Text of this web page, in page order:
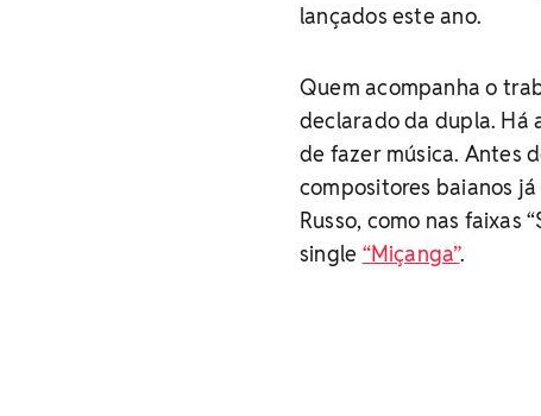
lançados este ano.
Quem acompanha o
declarado da dupla. Há
de fazer música. Antes
compositores baianos
Russo, como nas faixas
single “Miçanga”.